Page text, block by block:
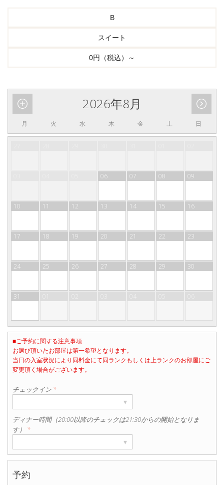
B
スイート
0円（税込）～
2026年8月
月 火 水 木 金 土 日
06 07 08 09
10 11 12 13 14 15 16
17 18 19 20 21 22 23
24 25 26 27 28 29 30
31
部屋数
1
▾
■ご予約に関する注意事項
お選び頂いたお部屋は第一希望となります。
当日の入室状況により同料金にて同ランクもしくは上ランクのお部屋にご
変更頂く場合がございます。
チェックイン *
▾
ディナー時間（20:00以降のチェックは21:30からの開始となりま
す） *
▾
予約